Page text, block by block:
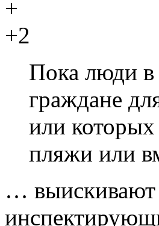
+2
Пока люди в
граждане
или
пляжи или
… выискивают